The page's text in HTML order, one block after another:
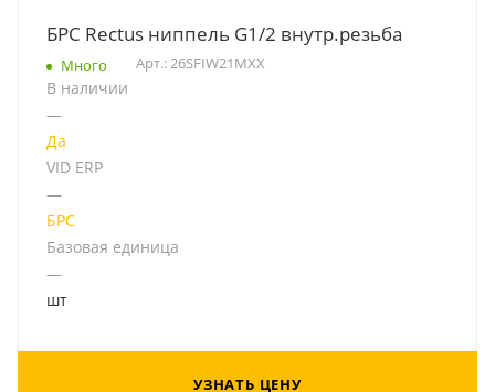
БРС Rectus ниппель G1/2 внутр.резьба
Много Арт.: 26SFIW21MXX
В наличии
—
Да
VID ERP
—
БРС
Базовая единица
—
шт
УЗНАТЬ ЦЕНУ